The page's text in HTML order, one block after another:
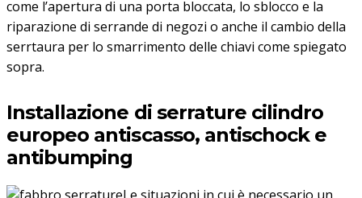
come l’apertura di una porta bloccata, lo sblocco e la
riparazione di serrande di negozi o anche il cambio della
serrtaura per lo smarrimento delle chiavi come spiegato
sopra.
Installazione di serrature cilindro
europeo antiscasso, antischock e
antibumping